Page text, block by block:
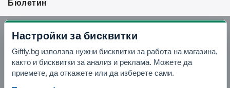
Бюлетин
Вземи -10% отстъпка в Telegram
Отвори Telegram
Настройки за бисквитки
Giftly.bg използва нужни бисквитки за работа на магазина,
както и бисквитки за анализ и реклама. Можете да
приемете, да откажете или да изберете сами.